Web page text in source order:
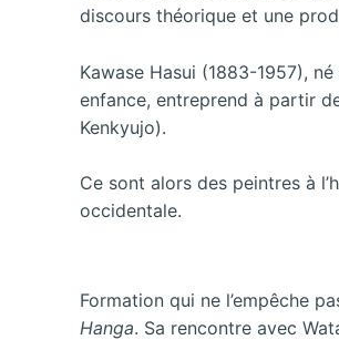
discours théorique et une
Kawase Hasui (1883-1957),
enfance, entreprend à partir
Kenkyujo).
Ce sont alors des peintres à
occidentale.
Formation qui ne l’empêche
Hanga. Sa rencontre avec